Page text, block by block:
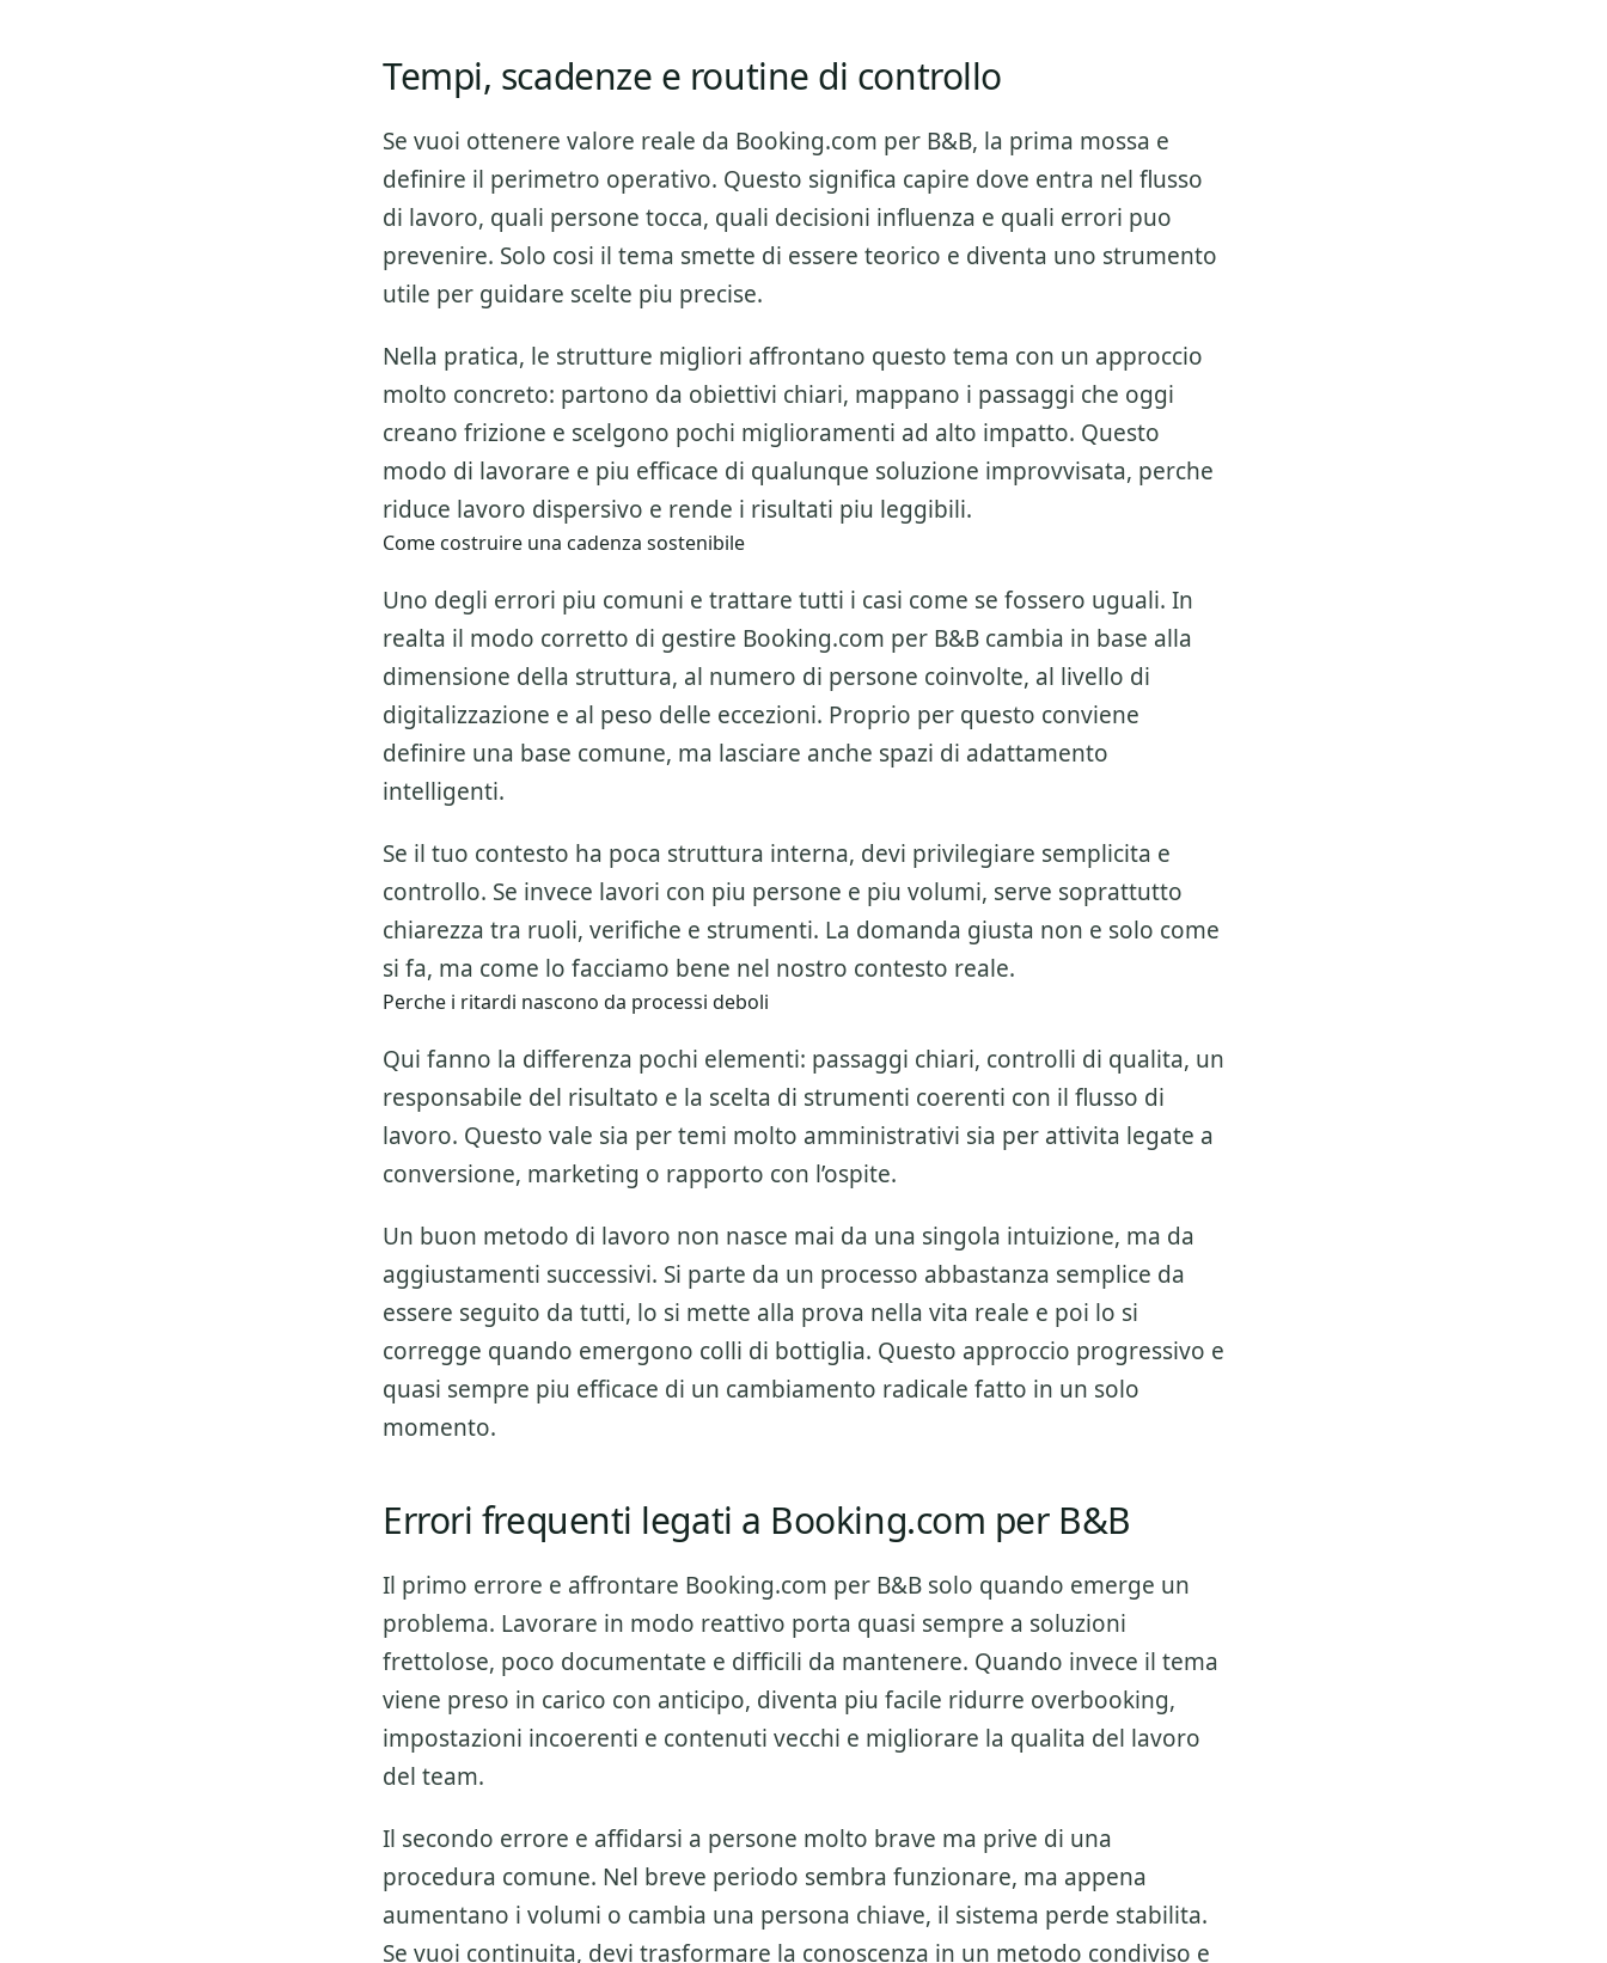
Tempi, scadenze e routine di controllo
Se vuoi ottenere valore reale da Booking.com per B&B, la prima mossa e
definire il perimetro operativo. Questo significa capire dove entra nel flusso
di lavoro, quali persone tocca, quali decisioni influenza e quali errori puo
prevenire. Solo cosi il tema smette di essere teorico e diventa uno strumento
utile per guidare scelte piu precise.
Nella pratica, le strutture migliori affrontano questo tema con un approccio
molto concreto: partono da obiettivi chiari, mappano i passaggi che oggi
creano frizione e scelgono pochi miglioramenti ad alto impatto. Questo
modo di lavorare e piu efficace di qualunque soluzione improvvisata, perche
riduce lavoro dispersivo e rende i risultati piu leggibili.
Come costruire una cadenza sostenibile
Uno degli errori piu comuni e trattare tutti i casi come se fossero uguali. In
realta il modo corretto di gestire Booking.com per B&B cambia in base alla
dimensione della struttura, al numero di persone coinvolte, al livello di
digitalizzazione e al peso delle eccezioni. Proprio per questo conviene
definire una base comune, ma lasciare anche spazi di adattamento
intelligenti.
Se il tuo contesto ha poca struttura interna, devi privilegiare semplicita e
controllo. Se invece lavori con piu persone e piu volumi, serve soprattutto
chiarezza tra ruoli, verifiche e strumenti. La domanda giusta non e solo come
si fa, ma come lo facciamo bene nel nostro contesto reale.
Perche i ritardi nascono da processi deboli
Qui fanno la differenza pochi elementi: passaggi chiari, controlli di qualita, un
responsabile del risultato e la scelta di strumenti coerenti con il flusso di
lavoro. Questo vale sia per temi molto amministrativi sia per attivita legate a
conversione, marketing o rapporto con l’ospite.
Un buon metodo di lavoro non nasce mai da una singola intuizione, ma da
aggiustamenti successivi. Si parte da un processo abbastanza semplice da
essere seguito da tutti, lo si mette alla prova nella vita reale e poi lo si
corregge quando emergono colli di bottiglia. Questo approccio progressivo e
quasi sempre piu efficace di un cambiamento radicale fatto in un solo
momento.
Errori frequenti legati a Booking.com per B&B
Il primo errore e affrontare Booking.com per B&B solo quando emerge un
problema. Lavorare in modo reattivo porta quasi sempre a soluzioni
frettolose, poco documentate e difficili da mantenere. Quando invece il tema
viene preso in carico con anticipo, diventa piu facile ridurre overbooking,
impostazioni incoerenti e contenuti vecchi e migliorare la qualita del lavoro
del team.
Il secondo errore e affidarsi a persone molto brave ma prive di una
procedura comune. Nel breve periodo sembra funzionare, ma appena
aumentano i volumi o cambia una persona chiave, il sistema perde stabilita.
Se vuoi continuita, devi trasformare la conoscenza in un metodo condiviso e